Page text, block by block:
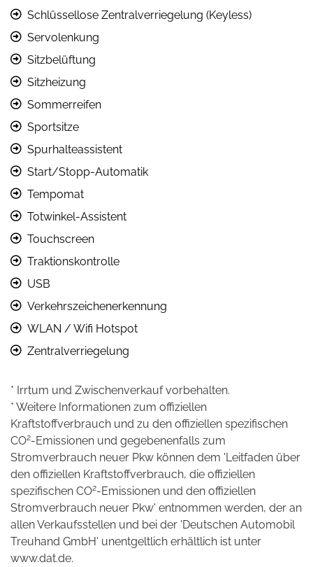
Schlüssellose Zentralverriegelung (Keyless)
Servolenkung
Sitzbelüftung
Sitzheizung
Sommerreifen
Sportsitze
Spurhalteassistent
Start/Stopp-Automatik
Tempomat
Totwinkel-Assistent
Touchscreen
Traktionskontrolle
USB
Verkehrszeichenerkennung
WLAN / Wifi Hotspot
Zentralverriegelung
* Irrtum und Zwischenverkauf vorbehalten.
* Weitere Informationen zum offiziellen
Kraftstoffverbrauch und zu den offiziellen spezifischen
CO2-Emissionen und gegebenenfalls zum
Stromverbrauch neuer Pkw können dem 'Leitfaden über
den offiziellen Kraftstoffverbrauch, die offiziellen
spezifischen CO2-Emissionen und den offiziellen
Stromverbrauch neuer Pkw' entnommen werden, der an
allen Verkaufsstellen und bei der 'Deutschen Automobil
Treuhand GmbH' unentgeltlich erhältlich ist unter
www.dat.de.